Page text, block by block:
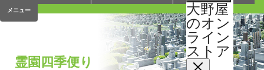
大野屋
のオン
ライン
ストア
メニュー
霊園四季便り